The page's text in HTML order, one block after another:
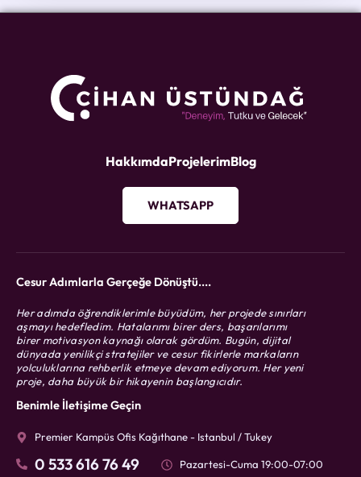
HakkımdaProjelerimBlog
WHATSAPP
Cesur Adımlarla Gerçeğe Dönüştü....
Her adımda öğrendiklerimle büyüdüm, her projede sınırları
aşmayı hedefledim. Hatalarımı birer ders, başarılarımı
birer motivasyon kaynağı olarak gördüm. Bugün, dijital
dünyada yenilikçi stratejiler ve cesur fikirlerle markaların
yolculuklarına rehberlik etmeye devam ediyorum. Her yeni
proje, daha büyük bir hikayenin başlangıcıdır.
Benimle İletişime Geçin
Premier Kampüs Ofis Kağıthane - Istanbul / Tukey
0 533 616 76 49 Pazartesi-Cuma 19:00-07:00